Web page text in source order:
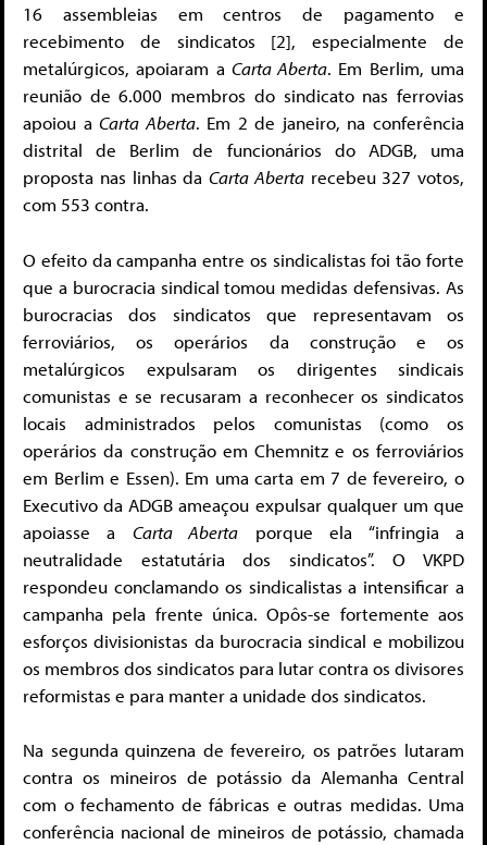
16 assembleias em centros de pagamento e
recebimento de sindicatos [2], especialmente de
metalúrgicos, apoiaram a Carta Aberta. Em Berlim, uma
reunião de 6.000 membros do sindicato nas ferrovias
apoiou aCarta Aberta. Em 2 de janeiro, na conferência
distrital de Berlim de funcionários do ADGB, uma
proposta nas linhas da Carta Abertarecebeu 327 votos,
com 553 contra.
O efeito da campanha entre os sindicalistas foi tão forte
que a burocracia sindical tomou medidas defensivas. As
burocracias dos sindicatos que representavam os
ferroviários, os operários da construção e os
metalúrgicos expulsaram os dirigentes sindicais
comunistas e se recusaram a reconhecer os sindicatos
locais administrados pelos comunistas (como os
operários da construção em Chemnitz e os ferroviários
em Berlim e Essen). Em uma carta em 7 de fevereiro, o
Executivo da ADGB ameaçou expulsar qualquer um que
apoiasse a Carta Aberta porque ela “infringia a
neutralidade estatutária dos sindicatos”. O VKPD
respondeu conclamando os sindicalistas a intensificar a
campanha pela frente única. Opôs-se fortemente aos
esforços divisionistas da burocracia sindical e mobilizou
os membros dos sindicatos para lutar contra os divisores
reformistas e para manter a unidade dos sindicatos.
Na segunda quinzena de fevereiro, os patrões lutaram
contra os mineiros de potássio da Alemanha Central
com o fechamento de fábricas e outras medidas. Uma
conferência nacional de mineiros de potássio, chamada